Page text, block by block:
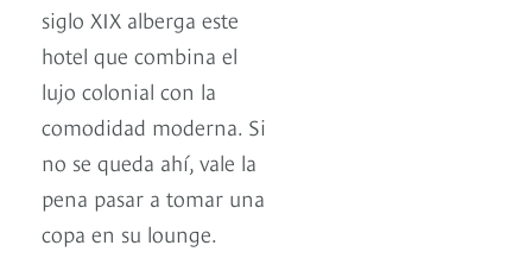
siglo XIX alberga este
hotel que combina el
lujo colonial con la
comodidad moderna. Si
no se queda ahí, vale la
pena pasar a tomar una
copa en su lounge.